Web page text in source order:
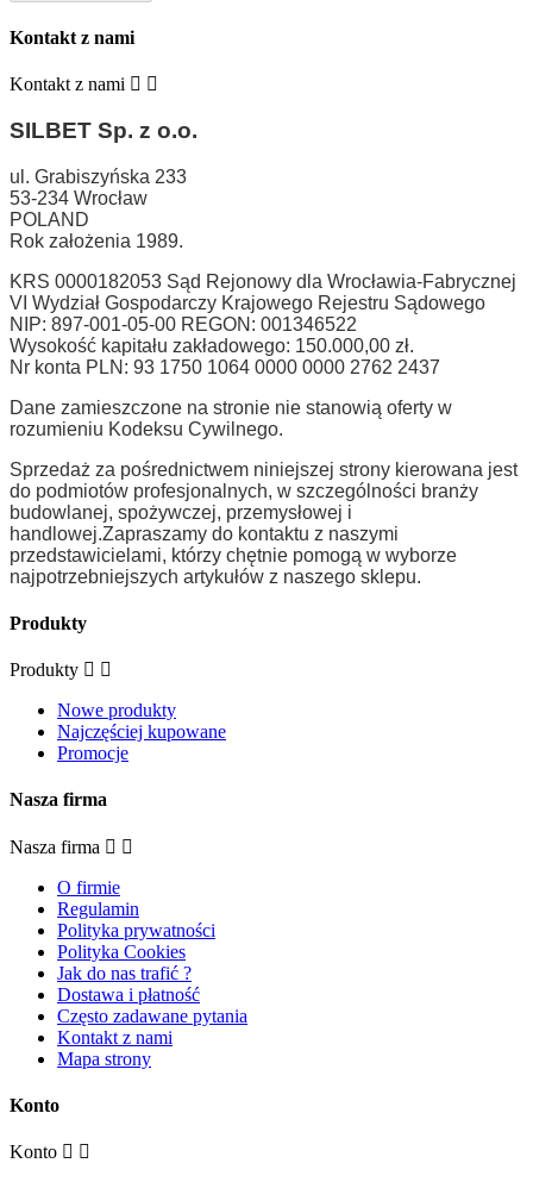
Kontakt z nami
Kontakt z nami
SILBET Sp. z o.o.
ul. Grabiszyńska 233
53-234 Wrocław
POLAND
Rok założenia 1989.
KRS 0000182053 Sąd Rejonowy dla Wrocławia-Fabrycznej
VI Wydział Gospodarczy Krajowego Rejestru Sądowego
NIP: 897-001-05-00 REGON: 001346522
Wysokość kapitału zakładowego: 150.000,00 zł.
Nr konta PLN: 93 1750 1064 0000 0000 2762 2437
Dane zamieszczone na stronie nie stanowią oferty w
rozumieniu Kodeksu Cywilnego.
Sprzedaż za pośrednictwem niniejszej strony kierowana jest
do podmiotów profesjonalnych, w szczególności branży
budowlanej, spożywczej, przemysłowej i
handlowej.Zapraszamy do kontaktu z naszymi
przedstawicielami, którzy chętnie pomogą w wyborze
najpotrzebniejszych artykułów z naszego sklepu.
Produkty
Produkty
Nowe produkty
Najczęściej kupowane
Promocje
Nasza firma
Nasza firma
O firmie
Regulamin
Polityka prywatności
Polityka Cookies
Jak do nas trafić ?
Dostawa i płatność
Często zadawane pytania
Kontakt z nami
Mapa strony
Konto
Konto